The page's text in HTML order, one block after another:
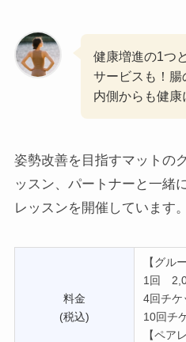
健康増進の1つ
サービスも！
内側からも健康
姿勢改善を目指すマットの
ッスン、パートナーと一緒
レッスンを開催しています。
料金
(税込)
【グル
1回
4回チ
10回チ
【ペア